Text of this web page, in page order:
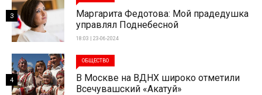
Маргарита Федотова: Мой прадедушка
управлял Поднебесной
18:03 | 23-06-2024
3
ОБЩЕСТВО
В Москве на ВДНХ широко отметили
Всечувашский «Акатуй»
4